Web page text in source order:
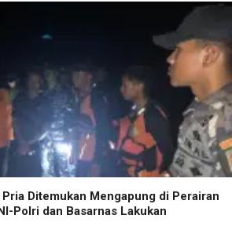
Ditemukan Mengapung di Perairan
Polri dan Basarnas Lakukan